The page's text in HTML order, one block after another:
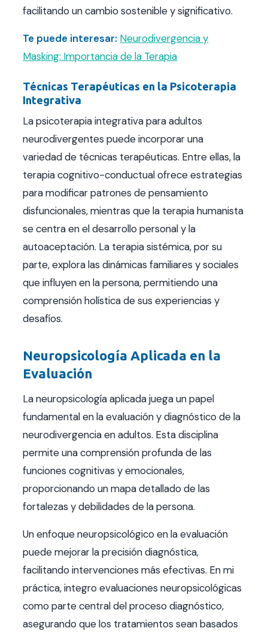
facilitando un cambio sostenible y significativo.
Te puede interesar: Neurodivergencia y
Masking: Importancia de la Terapia
Técnicas Terapéuticas en la Psicoterapia
Integrativa
La psicoterapia integrativa para adultos
neurodivergentes puede incorporar una
variedad de técnicas terapéuticas. Entre ellas, la
terapia cognitivo-conductual ofrece estrategias
para modificar patrones de pensamiento
disfuncionales, mientras que la terapia humanista
se centra en el desarrollo personal y la
autoaceptación. La terapia sistémica, por su
parte, explora las dinámicas familiares y sociales
que influyen en la persona, permitiendo una
comprensión holística de sus experiencias y
desafíos.
Neuropsicología Aplicada en la
Evaluación
La neuropsicología aplicada juega un papel
fundamental en la evaluación y diagnóstico de la
neurodivergencia en adultos. Esta disciplina
permite una comprensión profunda de las
funciones cognitivas y emocionales,
proporcionando un mapa detallado de las
fortalezas y debilidades de la persona.
Un enfoque neuropsicológico en la evaluación
puede mejorar la precisión diagnóstica,
facilitando intervenciones más efectivas. En mi
práctica, integro evaluaciones neuropsicológicas
como parte central del proceso diagnóstico,
asegurando que los tratamientos sean basados